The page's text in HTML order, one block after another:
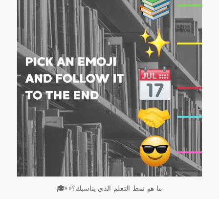
ما هو نمط التعلم الذي يناسبك؟✏️🎓